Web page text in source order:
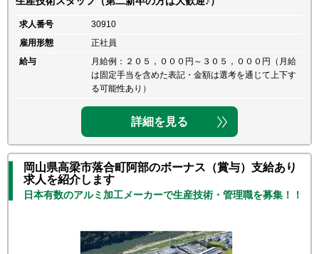
求人番号
30910
雇用形態
正社員
給与
月給例：２０５，０００円～３０５，０００円（月給
は固定手当を含めた表記・金額は選考を通じて上下す
る可能性あり）
詳細を見る
岡山県高梁市落合町阿部のボーナス（賞与）支給あり
求人を紹介します
日本有数のアルミ加工メーカーで生産技術・管理職を募集！！